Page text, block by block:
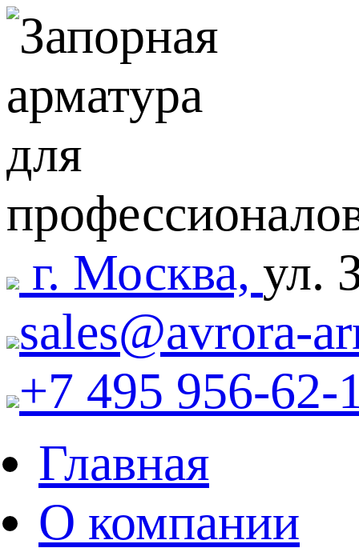
г. Москва, ул.
sales@avrora-
+7 495 956-62-
Главная
О компании